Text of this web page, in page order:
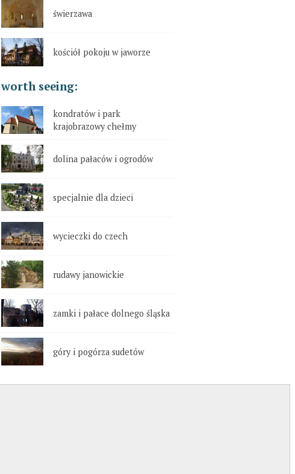
świerzawa
kościół pokoju w jaworze
worth seeing:
kondratów i park
krajobrazowy chełmy
dolina pałaców i ogrodów
specjalnie dla dzieci
wycieczki do czech
rudawy janowickie
zamki i pałace dolnego śląska
góry i pogórza sudetów